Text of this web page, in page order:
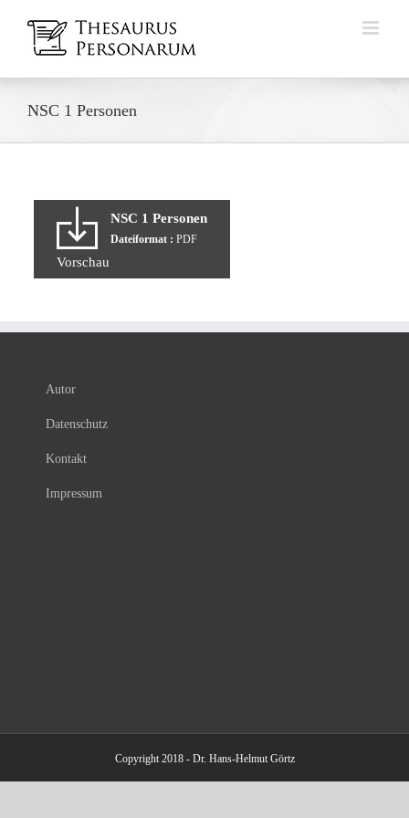
Inhalt
springen
NSC 1 Personen
NSC 1 Personen
Dateiformat : PDF
Vorschau
Autor
Datenschutz
Kontakt
Impressum
Copyright 2018 - Dr. Hans-Helmut Görtz